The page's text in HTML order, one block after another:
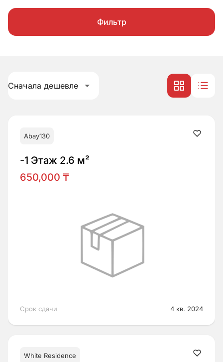
Фильтр
Сначала дешевле
Abay130
-1 Этаж 2.6 м²
650,000 ₸
Срок сдачи 4 кв. 2024
White Residence